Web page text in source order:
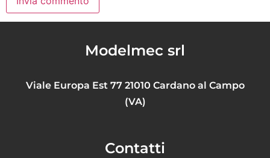
Modelmec srl
Viale Europa Est 77 21010 Cardano al Campo
(VA)
Contatti